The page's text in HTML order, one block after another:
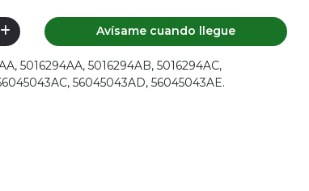
Avísame cuando llegue
5016294AA, 5016294AB, 5016294AC,
56045043AD, 56045043AE.